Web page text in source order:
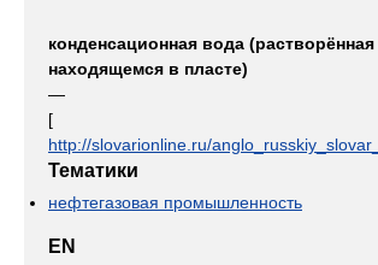
конденсационная вода (растворённая
находящемся в пласте)
—
[
http://slovarionline.ru/
Тематики
нефтегазовая промышленность
EN